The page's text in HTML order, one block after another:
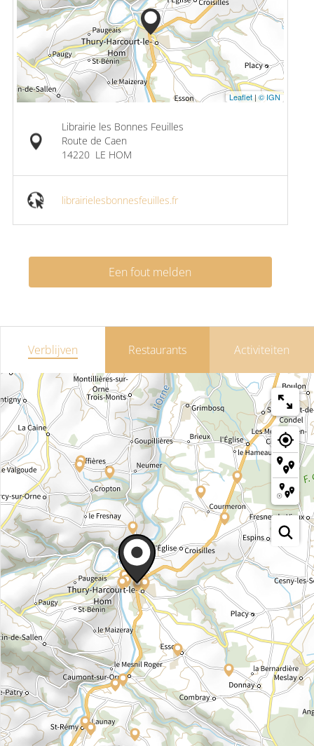
Leaflet | © IGN
Librairie les Bonnes Feuilles
Route de Caen
14220 LE HOM
librairielesbonnesfeuilles.fr
Een fout melden
Verblijven Restaurants Activiteiten